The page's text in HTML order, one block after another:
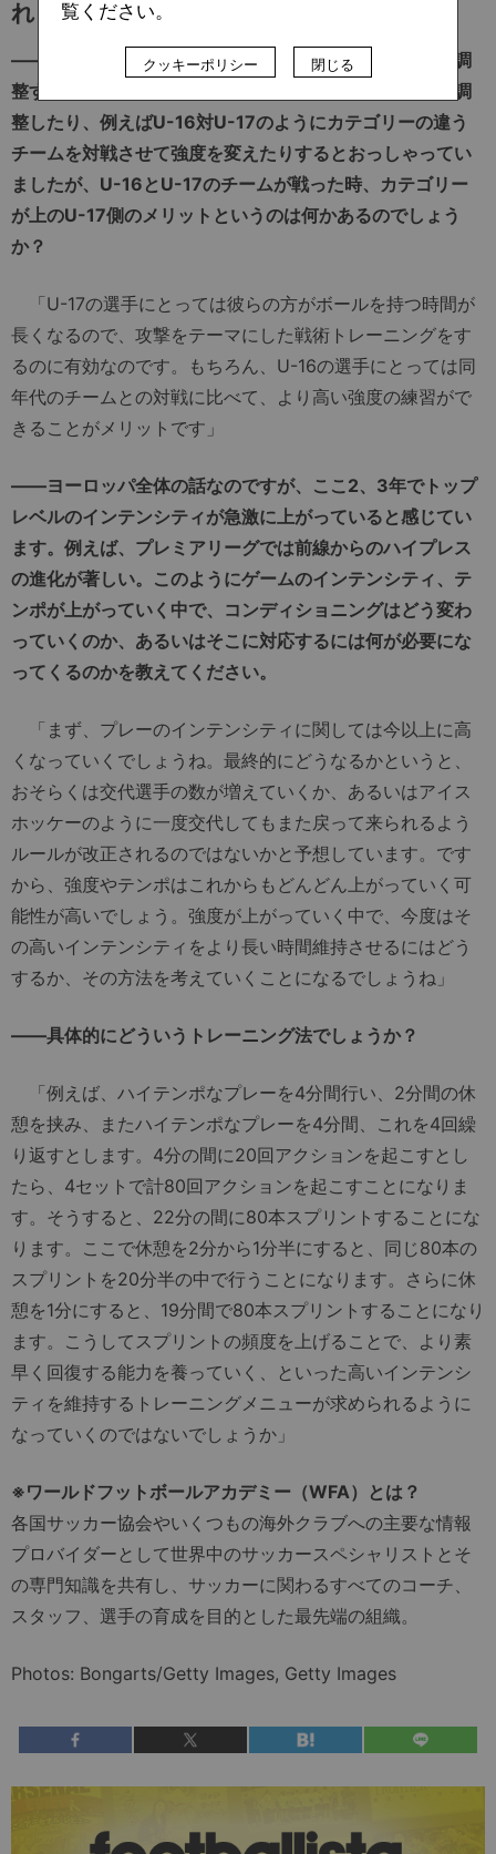
れるだろう
――講義を聞いてとても興味深かったのが練習の強度を調
整する方法です。エクササイズに参加する人数を変えて調
整したり、例えばU-16対U-17のようにカテゴリーの違う
チームを対戦させて強度を変えたりするとおっしゃってい
ましたが、U-16とU-17のチームが戦った時、カテゴリー
が上のU-17側のメリットというのは何かあるのでしょう
か？
「U-17の選手にとっては彼らの方がボールを持つ時間が
長くなるので、攻撃をテーマにした戦術トレーニングをす
るのに有効なのです。もちろん、U-16の選手にとっては同
年代のチームとの対戦に比べて、より高い強度の練習がで
きることがメリットです」
――ヨーロッパ全体の話なのですが、ここ2、3年でトップ
レベルのインテンシティが急激に上がっていると感じてい
ます。例えば、プレミアリーグでは前線からのハイプレス
の進化が著しい。このようにゲームのインテンシティ、テ
ンポが上がっていく中で、コンディショニングはどう変わ
っていくのか、あるいはそこに対応するには何が必要にな
ってくるのかを教えてください。
「まず、プレーのインテンシティに関しては今以上に高
くなっていくでしょうね。最終的にどうなるかというと、
おそらくは交代選手の数が増えていくか、あるいはアイス
ホッケーのように一度交代してもまた戻って来られるよう
ルールが改正されるのではないかと予想しています。です
から、強度やテンポはこれからもどんどん上がっていく可
能性が高いでしょう。強度が上がっていく中で、今度はそ
の高いインテンシティをより長い時間維持させるにはどう
するか、その方法を考えていくことになるでしょうね」
――具体的にどういうトレーニング法でしょうか？
「例えば、ハイテンポなプレーを4分間行い、2分間の休
憩を挟み、またハイテンポなプレーを4分間、これを4回繰
り返すとします。4分の間に20回アクションを起こすとし
たら、4セットで計80回アクションを起こすことになりま
す。そうすると、22分の間に80本スプリントすることにな
ります。ここで休憩を2分から1分半にすると、同じ80本の
スプリントを20分半の中で行うことになります。さらに休
憩を1分にすると、19分間で80本スプリントすることになり
ます。こうしてスプリントの頻度を上げることで、より素
早く回復する能力を養っていく、といった高いインテンシ
ティを維持するトレーニングメニューが求められるように
なっていくのではないでしょうか」
※ワールドフットボールアカデミー（WFA）とは？
各国サッカー協会やいくつもの海外クラブへの主要な情報
プロバイダーとして世界中のサッカースペシャリストとそ
の専門知識を共有し、サッカーに関わるすべてのコーチ、
スタッフ、選手の育成を目的とした最先端の組織。
Photos: Bongarts/Getty Images, Getty Images
覧ください。
クッキーポリシー 閉じる